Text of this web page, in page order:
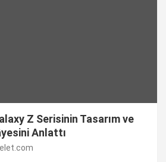
Z Serisinin Tasarım ve
Anlattı